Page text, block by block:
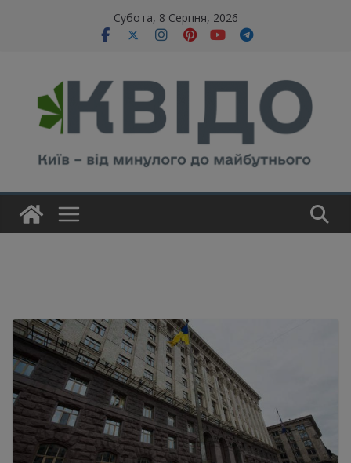
Субота, 8 Серпня, 2026
modal-check